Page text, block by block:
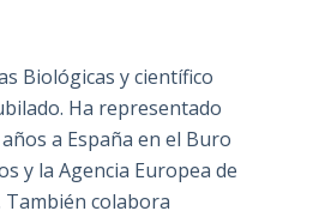
Biológicas y científico
Ha representado
a España en el Buro
y la Agencia Europea de
colabora